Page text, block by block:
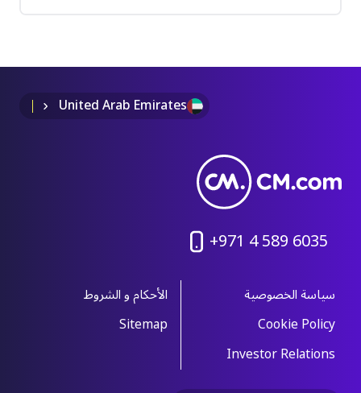
المحتملين وتحويلهم إلى سفراء للمؤسّسة.
United Arab Emirates
+971 4 589 6035
سياسة الخصوصية
الأحكام و الشروط
Cookie Policy
Sitemap
Investor Relations